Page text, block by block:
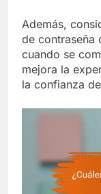
Además,
de contraseña
cuando se
mejora la
la confianza